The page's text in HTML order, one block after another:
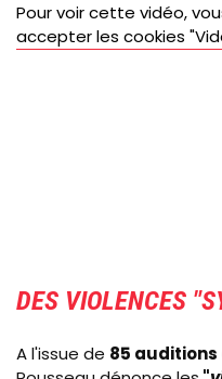
Pour voir cette vidéo,
accepter les cookies
DES VIOLENCES
A l'issue de 85